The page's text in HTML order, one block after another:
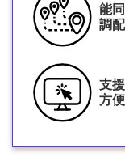
能
調
支
方